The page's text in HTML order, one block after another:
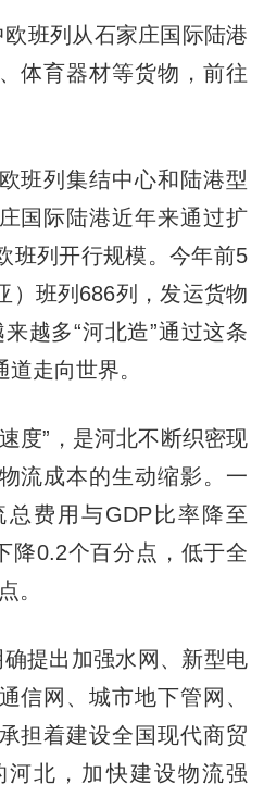
班列从石家庄国际陆港
体育器材等货物，前往
列集结中心和陆港型
国际陆港近年来通过扩
班列开行规模。今年前5
）班列686列，发运货物
越多“河北造”通过这条
走向世界。
”，是河北不断织密现
流成本的生动缩影。一
费用与GDP比率降至
降0.2个百分点，低于全
。
提出加强水网、新型电
信网、城市地下管网、
担着建设全国现代商贸
北，加快建设物流强